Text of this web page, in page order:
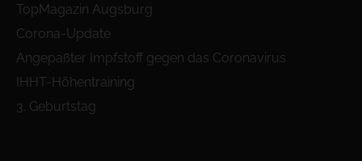
TopMagazin Augsburg
Corona-Update
Angepaßter Impfstoff gegen das Coronavirus
IHHT-Höhentraining
3. Geburtstag